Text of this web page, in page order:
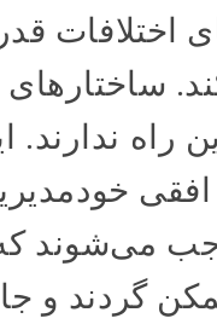
اختلافات
ساختارهای
راه ندارند.
می‌شوند که
گردند و